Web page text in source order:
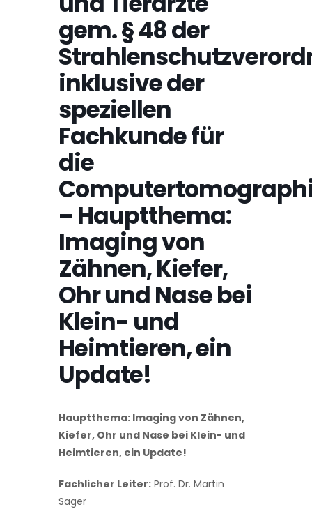
gem. § 48 der
inklusive der
speziellen
Fachkunde für
die
– Hauptthema:
Imaging von
Zähnen, Kiefer,
Ohr und Nase bei
Klein- und
Heimtieren, ein
Update!
Hauptthema: Imaging von Zähnen,
Kiefer, Ohr und Nase bei Klein- und
Heimtieren, ein Update!
Fachlicher Leiter: Prof. Dr. Martin
Sager